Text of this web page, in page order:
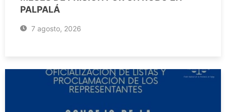
PALPALÁ
7 agosto, 2026